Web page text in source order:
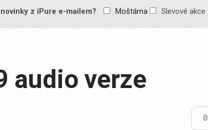
obsah pro všechny
z iPure e-mailem? Moštárna Slevové akce
audio verze
0